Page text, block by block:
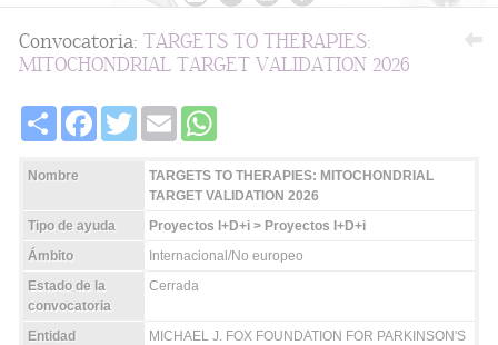
Convocatoria: TARGETS TO THERAPIES:
MITOCHONDRIAL TARGET VALIDATION 2026
Share FacebookTwitter Email
Nombre
TARGETS TO THERAPIES: MITOCHONDRIAL
TARGET VALIDATION 2026
Tipo de ayuda
Proyectos I+D+i > Proyectos I+D+i
Ámbito
Internacional/No europeo
Estado de la
convocatoria
Cerrada
Entidad
MICHAEL J. FOX FOUNDATION FOR PARKINSON'S